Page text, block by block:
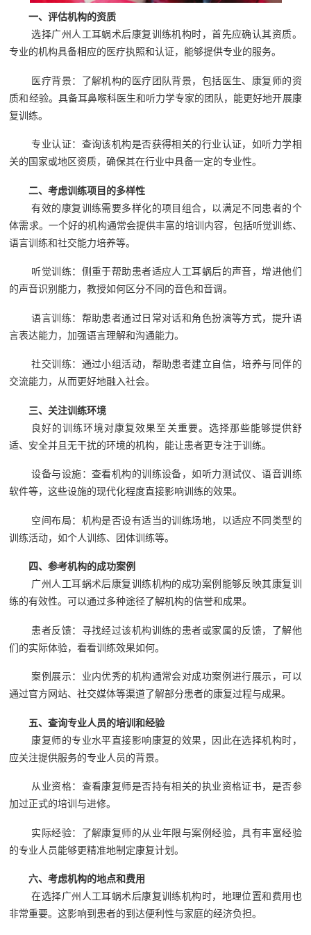
一、评估机构的资质
选择广州人工耳蜗术后康复训练机构时，首先应确认其资质。
专业的机构具备相应的医疗执照和认证，能够提供专业的服务。
医疗背景：了解机构的医疗团队背景，包括医生、康复师的资
质和经验。具备耳鼻喉科医生和听力学专家的团队，能更好地开展康
复训练。
专业认证：查询该机构是否获得相关的行业认证，如听力学相
关的国家或地区资质，确保其在行业中具备一定的专业性。
二、考虑训练项目的多样性
有效的康复训练需要多样化的项目组合，以满足不同患者的个
体需求。一个好的机构通常会提供丰富的培训内容，包括听觉训练、
语言训练和社交能力培养等。
听觉训练：侧重于帮助患者适应人工耳蜗后的声音，增进他们
的声音识别能力，教授如何区分不同的音色和音调。
语言训练：帮助患者通过日常对话和角色扮演等方式，提升语
言表达能力，加强语言理解和沟通能力。
社交训练：通过小组活动，帮助患者建立自信，培养与同伴的
交流能力，从而更好地融入社会。
三、关注训练环境
良好的训练环境对康复效果至关重要。选择那些能够提供舒
适、安全并且无干扰的环境的机构，能让患者更专注于训练。
设备与设施：查看机构的训练设备，如听力测试仪、语音训练
软件等，这些设施的现代化程度直接影响训练的效果。
空间布局：机构是否设有适当的训练场地，以适应不同类型的
训练活动，如个人训练、团体训练等。
四、参考机构的成功案例
广州人工耳蜗术后康复训练机构的成功案例能够反映其康复训
练的有效性。可以通过多种途径了解机构的信誉和成果。
患者反馈：寻找经过该机构训练的患者或家属的反馈，了解他
们的实际体验，看看训练效果如何。
案例展示：业内优秀的机构通常会对成功案例进行展示，可以
通过官方网站、社交媒体等渠道了解部分患者的康复过程与成果。
五、查询专业人员的培训和经验
康复师的专业水平直接影响康复的效果，因此在选择机构时，
应关注提供服务的专业人员的背景。
从业资格：查看康复师是否持有相关的执业资格证书，是否参
加过正式的培训与进修。
实际经验：了解康复师的从业年限与案例经验，具有丰富经验
的专业人员能够更精准地制定康复计划。
六、考虑机构的地点和费用
在选择广州人工耳蜗术后康复训练机构时，地理位置和费用也
非常重要。这影响到患者的到达便利性与家庭的经济负担。